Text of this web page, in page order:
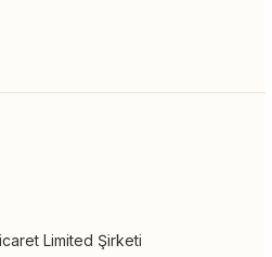
Limited Şirketi